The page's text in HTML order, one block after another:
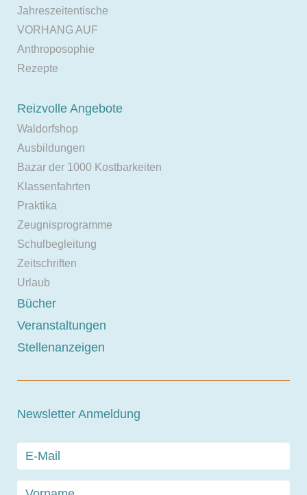
Jahreszeitentische
VORHANG AUF
Anthroposophie
Rezepte
Reizvolle Angebote
Waldorfshop
Ausbildungen
Bazar der 1000 Kostbarkeiten
Klassenfahrten
Praktika
Zeugnisprogramme
Schulbegleitung
Zeitschriften
Urlaub
Bücher
Veranstaltungen
Stellenanzeigen
Newsletter Anmeldung